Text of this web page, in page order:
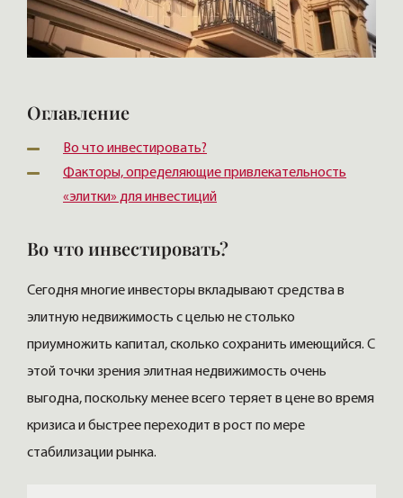
Оглавление
Во что инвестировать?
Факторы, определяющие привлекательность
«элитки» для инвестиций
Во что инвестировать?
Сегодня многие инвесторы вкладывают средства в
элитную недвижимость с целью не столько
приумножить капитал, сколько сохранить имеющийся. С
этой точки зрения элитная недвижимость очень
выгодна, поскольку менее всего теряет в цене во время
кризиса и быстрее переходит в рост по мере
стабилизации рынка.